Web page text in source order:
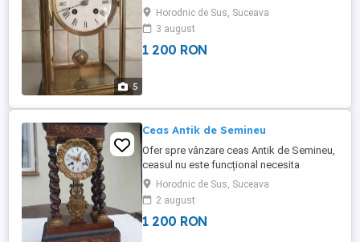
5
ceasul este funcțional suna o data la
jumătate iar la fix de cite ori este ora.
H.27.cm. L.16.cm..Predarea se face
personal sau prin Fan Curier cu plata unui
Horodnic de Sus, Suceava
3 august
1 200 RON
Ceas Antik de Semineu
Ofer spre vânzare ceas Antik de Semineu,
ceasul nu este funcțional necesita
verificare, H.47.cm..L.24.cm. Transportul
se achita de cumpărător. Mai multe detalii
la tel.
Horodnic de Sus, Suceava
2 august
1 200 RON